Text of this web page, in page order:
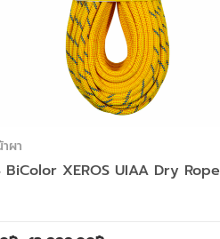
ผา
BiColor XEROS UIAA Dry Rope